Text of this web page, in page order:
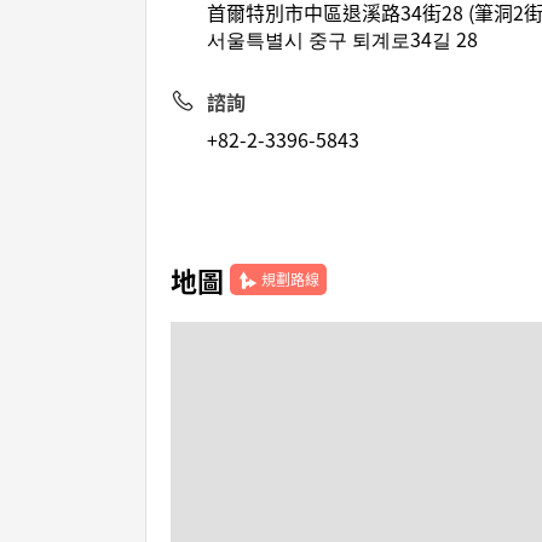
首爾特別市中區退溪路34街28 (筆洞2
서울특별시 중구 퇴계로34길 28
諮詢
+82-2-3396-5843
地圖 規劃路線